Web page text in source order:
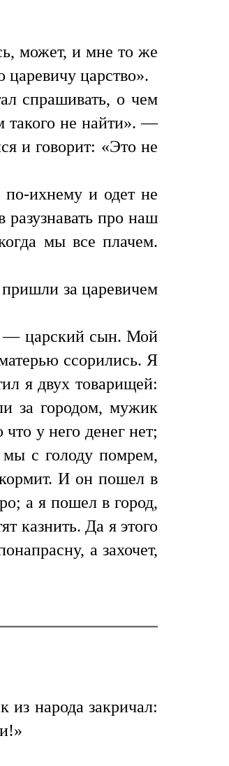
может, и мне то же
царевичу царство».
спрашивать, о чем
такого не найти». —
и говорит: «Это не
по-ихнему и одет не
разузнавать про наш
мы все плачем.
за царевичем
— царский сын. Мой
ссорились. Я
я двух товарищей:
за городом, мужик
что у него денег нет;
мы с голоду помрем,
И он пошел в
а я пошел в город,
казнить. Да я этого
а захочет,
из народа закричал: